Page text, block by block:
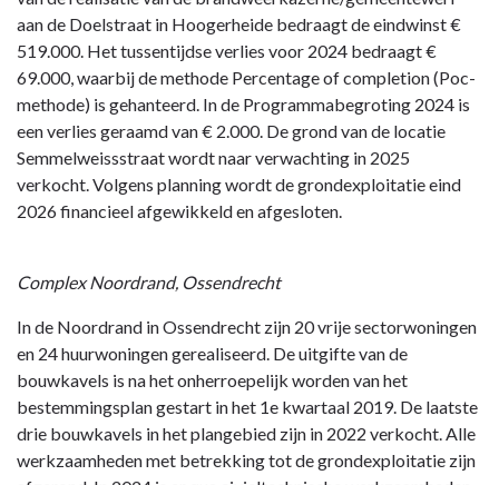
aan de Doelstraat in Hoogerheide bedraagt de eindwinst €
519.000. Het tussentijdse verlies voor 2024 bedraagt €
69.000, waarbij de methode Percentage of completion (Poc-
methode) is gehanteerd. In de Programmabegroting 2024 is
een verlies geraamd van € 2.000. De grond van de locatie
Semmelweissstraat wordt naar verwachting in 2025
verkocht. Volgens planning wordt de grondexploitatie eind
2026 financieel afgewikkeld en afgesloten.
Complex Noordrand, Ossendrecht
In de Noordrand in Ossendrecht zijn 20 vrije sectorwoningen
en 24 huurwoningen gerealiseerd. De uitgifte van de
bouwkavels is na het onherroepelijk worden van het
bestemmingsplan gestart in het 1e kwartaal 2019. De laatste
drie bouwkavels in het plangebied zijn in 2022 verkocht. Alle
werkzaamheden met betrekking tot de grondexploitatie zijn